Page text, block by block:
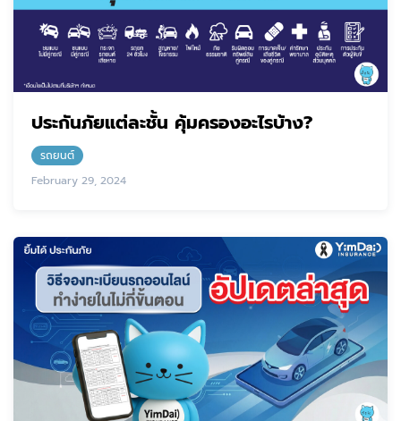
ประกันภัยแต่ละชั้น คุ้มครองอะไรบ้าง?
รถยนต์
February 29, 2024